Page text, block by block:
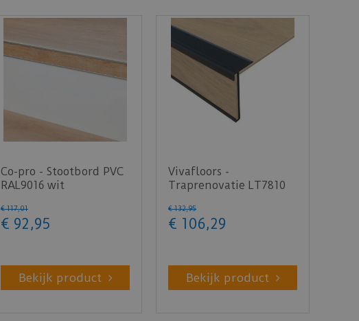
Co-pro - Stootbord PVC
RAL9016 wit
1…
€ 117,01
€ 92 ,95
Bekijk product
Vivafloors -
Traprenovatie LT7810
€ 132,95
€ 106,29
Bekijk product